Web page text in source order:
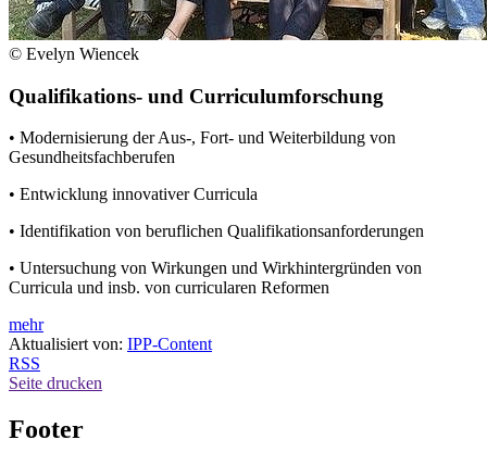
© Evelyn Wiencek
Qualifikations- und Curriculumforschung
• Modernisierung der Aus-, Fort- und Weiterbildung von
Gesundheitsfachberufen
• Entwicklung innovativer Curricula
• Identifikation von beruflichen Qualifikationsanforderungen
• Untersuchung von Wirkungen und Wirkhintergründen von
Curricula und insb. von curricularen Reformen
mehr
Aktualisiert von: IPP-Content
RSS
Seite drucken
Footer